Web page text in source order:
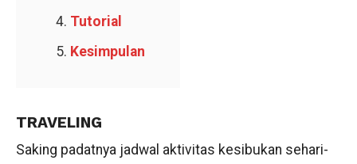
Tutorial
Kesimpulan
TRAVELING
Saking padatnya jadwal aktivitas kesibukan sehari-